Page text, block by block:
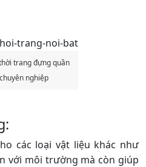
trang đựng quần
nghiệp
các loại vật liệu khác như
với môi trường mà còn giúp